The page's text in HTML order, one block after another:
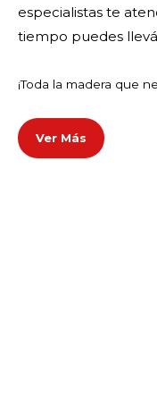
especialistas te
tiempo puedes
¡Toda la madera que
Ver Más